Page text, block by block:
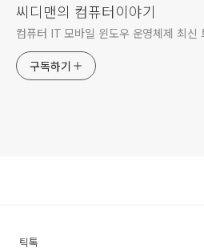
씨디맨의 컴퓨터이야기
컴퓨터 IT 모바일 윈도우 운영체제 최신
구독하기
틱톡